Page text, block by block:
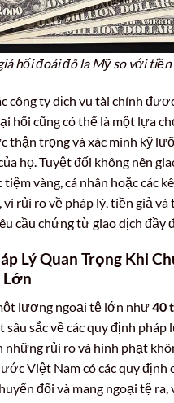
hối đoái đô la Mỹ so với
công ty dịch vụ tài chính
hối cũng có thể là một lựa
thận trọng và xác minh kỹ
họ. Tuyệt đối không nên
tiệm vàng, cá nhân hoặc các
vì rủi ro về pháp lý, tiền giả
cầu chứng từ giao dịch đầy
Lý Quan Trọng Khi
Lớn
lượng ngoại tệ lớn như40
sâu sắc về các quy định pháp
những rủi ro và hình phạt
Việt Nam có các quy định
đổi và mang ngoại tệ ra,